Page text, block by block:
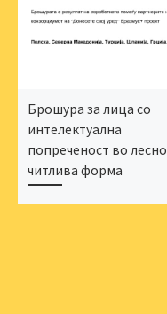
Брошура за лица со
интелектуална
попреченост во лесно
читлива форма